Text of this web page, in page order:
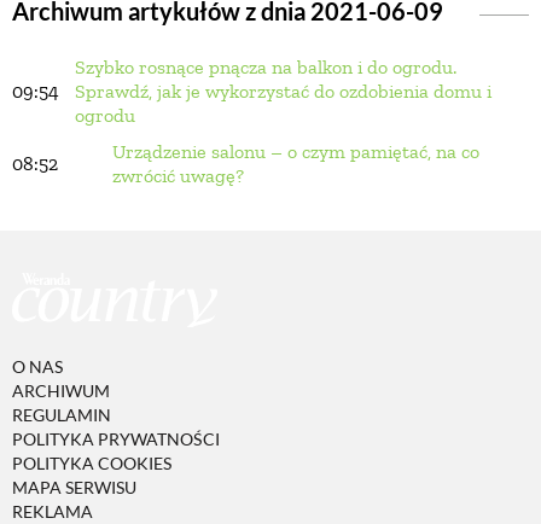
Archiwum artykułów z dnia 2021-06-09
09:54
Szybko rosnące pnącza na balkon i do ogrodu.
Sprawdź, jak je wykorzystać do ozdobienia domu i
ogrodu
08:52
Urządzenie salonu – o czym pamiętać, na co
zwrócić uwagę?
O NAS
ARCHIWUM
REGULAMIN
POLITYKA PRYWATNOŚCI
POLITYKA COOKIES
MAPA SERWISU
REKLAMA
BUDUJEMY DOM
OGRÓD
ZIELEŃ W DOMU